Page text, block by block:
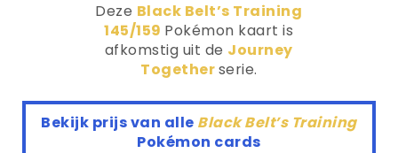
Deze Black Belt’s Training
145/159 Pokémon kaart is
afkomstig uit de Journey
Togetherserie.
Bekijk prijs van alle Black Belt’s Training
Pokémon cards